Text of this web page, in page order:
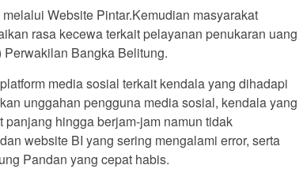
Website Pintar.Kemudian masyarakat
rasa kecewa terkait pelayanan penukaran uang
Bangka Belitung.
media sosial terkait kendala yang dihadapi
unggahan pengguna media sosial, kendala yang
hingga berjam-jam namun tidak
website BI yang sering mengalami error, serta
Pandan yang cepat habis.